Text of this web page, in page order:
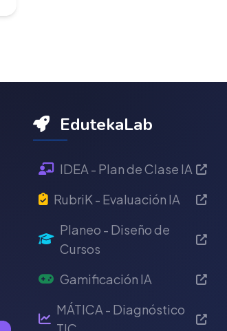
EdutekaLab
IDEA - Plan de Clase IA
RubriK - Evaluación IA
Planeo - Diseño de
Cursos
Gamificación IA
MÁTICA - Diagnóstico